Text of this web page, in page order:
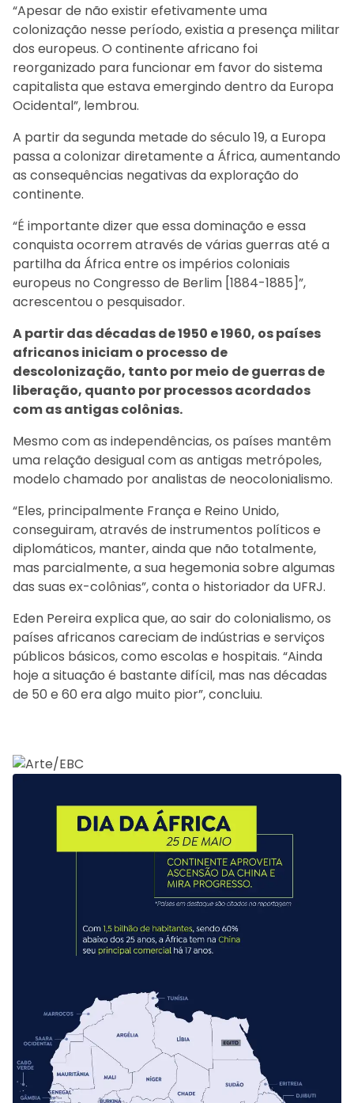
“Apesar de não existir efetivamente uma
colonização nesse período, existia a presença militar
dos europeus. O continente africano foi
reorganizado para funcionar em favor do sistema
capitalista que estava emergindo dentro da Europa
Ocidental”, lembrou.
A partir da segunda metade do século 19, a Europa
passa a colonizar diretamente a África, aumentando
as consequências negativas da exploração do
continente.
“É importante dizer que essa dominação e essa
conquista ocorrem através de várias guerras até a
partilha da África entre os impérios coloniais
europeus no Congresso de Berlim [1884-1885]”,
acrescentou o pesquisador.
A partir das décadas de 1950 e 1960, os países
africanos iniciam o processo de
descolonização, tanto por meio de guerras de
liberação, quanto por processos acordados
com as antigas colônias.
Mesmo com as independências, os países mantêm
uma relação desigual com as antigas metrópoles,
modelo chamado por analistas de neocolonialismo.
“Eles, principalmente França e Reino Unido,
conseguiram, através de instrumentos políticos e
diplomáticos, manter, ainda que não totalmente,
mas parcialmente, a sua hegemonia sobre algumas
das suas ex-colônias”, conta o historiador da UFRJ.
Eden Pereira explica que, ao sair do colonialismo, os
países africanos careciam de indústrias e serviços
públicos básicos, como escolas e hospitais. “Ainda
hoje a situação é bastante difícil, mas nas décadas
de 50 e 60 era algo muito pior”, concluiu.